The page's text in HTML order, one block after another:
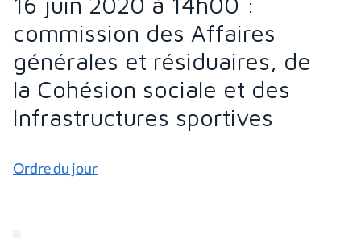
commission des Affaires
générales et résiduaires, de
la Cohésion sociale et des
Infrastructures sportives
Ordre du jour